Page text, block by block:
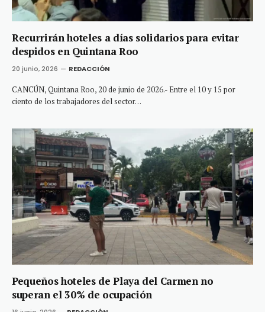
Recurrirán hoteles a días solidarios para evitar
despidos en Quintana Roo
20 junio, 2026 REDACCIÓN
CANCÚN, Quintana Roo, 20 de junio de 2026.- Entre el 10 y 15 por
ciento de los trabajadores del sector…
Pequeños hoteles de Playa del Carmen no
superan el 30% de ocupación